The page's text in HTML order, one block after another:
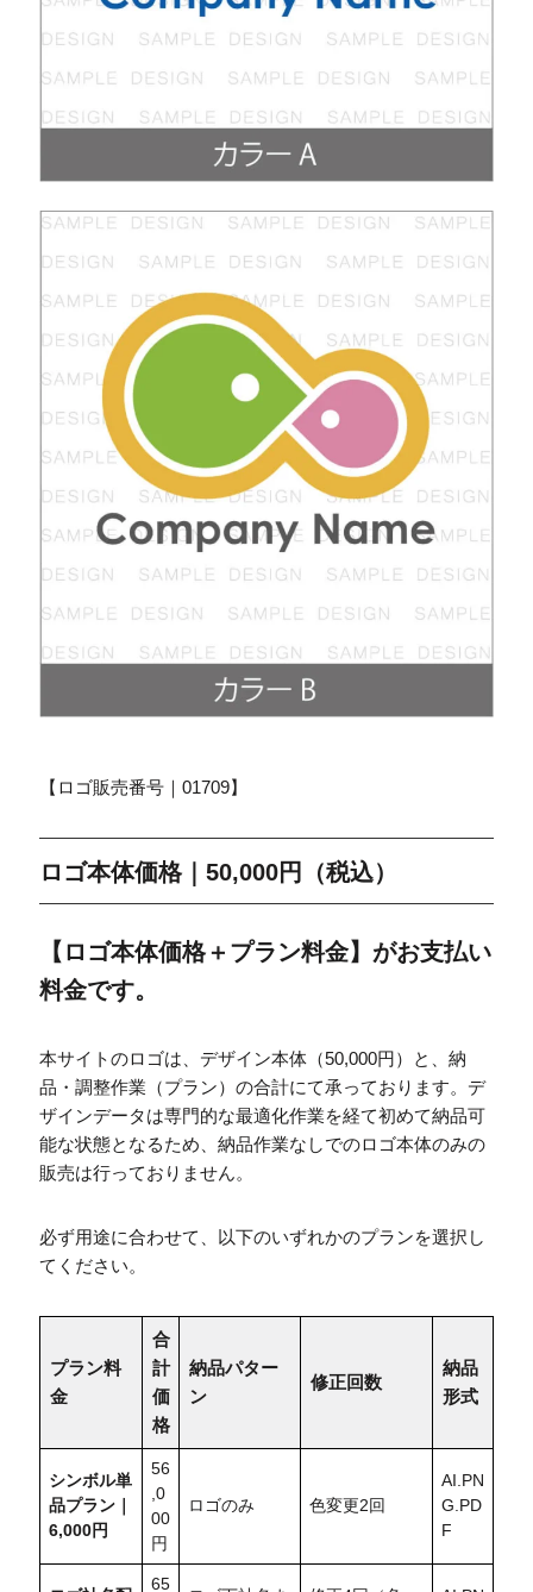
【ロゴ販売番号｜01709】
ロゴ本体価格｜50,000円（税込）
【ロゴ本体価格＋プラン料金】がお支払い
料金です。
本サイトのロゴは、デザイン本体（50,000円）と、納
品・調整作業（プラン）の合計にて承っております。デ
ザインデータは専門的な最適化作業を経て初めて納品可
能な状態となるため、納品作業なしでのロゴ本体のみの
販売は行っておりません。
必ず用途に合わせて、以下のいずれかのプランを選択し
てください。
プラン料
金
合
計
価
格
納品パター
ン
修正回数
納品
形式
シンボル単
品プラン｜
6,000円
56
,0
00
円
ロゴのみ 色変更2回
AI.PN
G.PD
F
65